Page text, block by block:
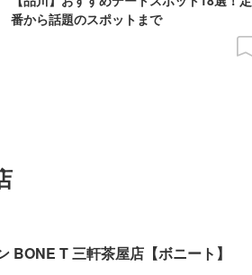
番から話題のスポットまで
BONE T 三軒茶屋店【ボニート】